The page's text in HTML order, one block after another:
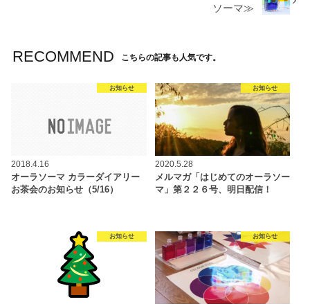
ソーマ≫
RECOMMEND こちらの記事も人気です。
お知らせ
2018.4.16
オーラソーマ カラーダイアリー
お茶会のお知らせ（5/16）
お知らせ
2020.5.28
メルマガ「はじめてのオーラソー
マ」第２２６号、明日配信！
お知らせ お知らせ